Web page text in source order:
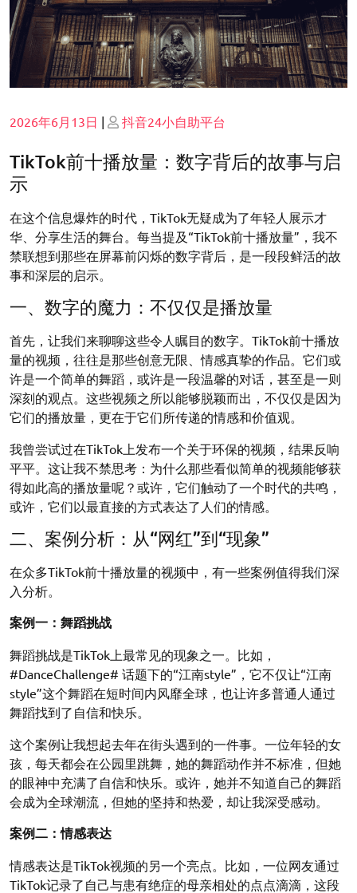
Posted
2026年6月13日 | Posted
抖音24小自助平台
TikTok前十播放量：数字背后的故事与启
示
在这个信息爆炸的时代，TikTok无疑成为了年轻人展示才
华、分享生活的舞台。每当提及“TikTok前十播放量”，我不
禁联想到那些在屏幕前闪烁的数字背后，是一段段鲜活的故
事和深层的启示。
一、数字的魔力：不仅仅是播放量
首先，让我们来聊聊这些令人瞩目的数字。TikTok前十播放
量的视频，往往是那些创意无限、情感真挚的作品。它们或
许是一个简单的舞蹈，或许是一段温馨的对话，甚至是一则
深刻的观点。这些视频之所以能够脱颖而出，不仅仅是因为
它们的播放量，更在于它们所传递的情感和价值观。
我曾尝试过在TikTok上发布一个关于环保的视频，结果反响
平平。这让我不禁思考：为什么那些看似简单的视频能够获
得如此高的播放量呢？或许，它们触动了一个时代的共鸣，
或许，它们以最直接的方式表达了人们的情感。
二、案例分析：从“网红”到“现象”
在众多TikTok前十播放量的视频中，有一些案例值得我们深
入分析。
案例一：舞蹈挑战
舞蹈挑战是TikTok上最常见的现象之一。比如，
#DanceChallenge# 话题下的“江南style”，它不仅让“江南
style”这个舞蹈在短时间内风靡全球，也让许多普通人通过
舞蹈找到了自信和快乐。
这个案例让我想起去年在街头遇到的一件事。一位年轻的女
孩，每天都会在公园里跳舞，她的舞蹈动作并不标准，但她
的眼神中充满了自信和快乐。或许，她并不知道自己的舞蹈
会成为全球潮流，但她的坚持和热爱，却让我深受感动。
案例二：情感表达
情感表达是TikTok视频的另一个亮点。比如，一位网友通过
TikTok记录了自己与患有绝症的母亲相处的点点滴滴，这段